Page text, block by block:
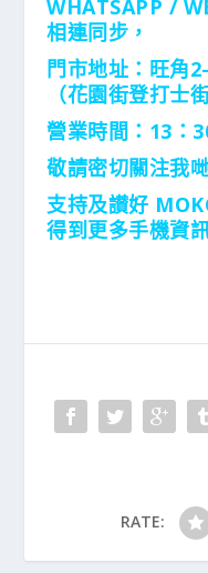
WHATSAPP /
相連同步，
門市地址：旺角
（花園街登打士
營業時間：13：
敬請密切關注我
支持及讃好
得到更多手機資
RATE: